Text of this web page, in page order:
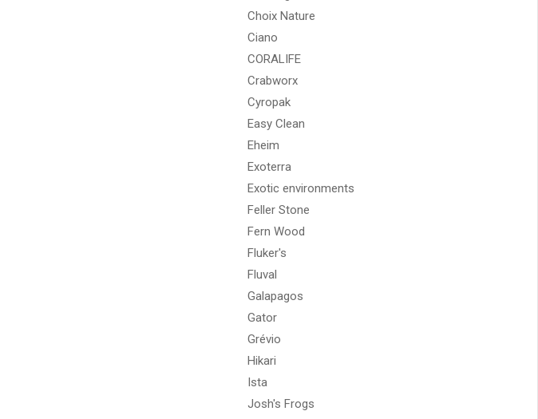
Choix Nature
Ciano
CORALIFE
Crabworx
Cyropak
Easy Clean
Eheim
Exoterra
Exotic environments
Feller Stone
Fern Wood
Fluker's
Fluval
Galapagos
Gator
Grévio
Hikari
Ista
Josh's Frogs